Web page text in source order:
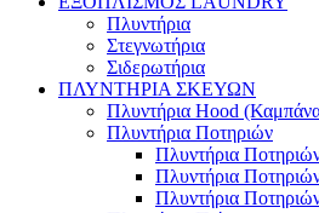
Πλυντήρια
Στεγνωτήρια
Σιδερωτήρια
ΠΛΥΝΤΗΡΙΑ ΣΚΕΥΩΝ
Πλυντήρια Hood
Πλυντήρια Ποτηριών
Πλυντήρια
Πλυντήρια
Πλυντήρια